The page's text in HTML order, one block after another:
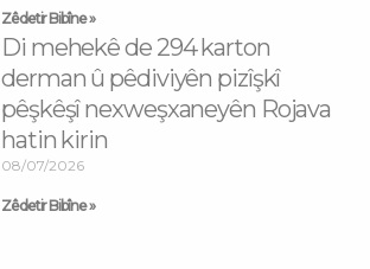
Zêdetir Bibîne »
Di mehekê de 294 karton
derman û pêdiviyên pizîşkî
pêşkêşî nexweşxaneyên Rojava
hatin kirin
08/07/2026
Zêdetir Bibîne »